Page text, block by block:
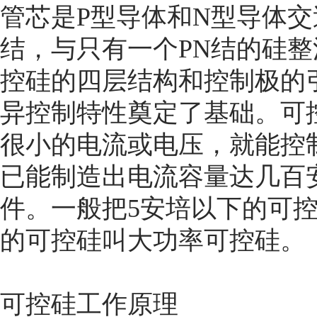
管芯是P型导体和N型导体
结，与只有一个PN结的硅
控硅的四层结构和控制极的
异控制特性奠定了基础。
很小的电流或电压，就能
已能制造出电流容量达几
件。一般把5安培以下的可
的可控硅叫大功率可控硅。
可控硅工作原理